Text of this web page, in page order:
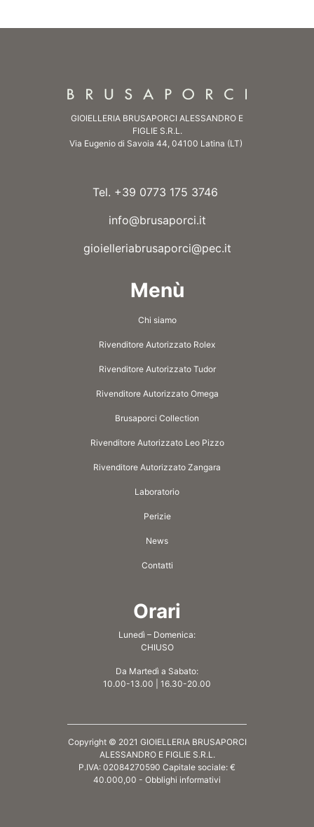
GIOIELLERIA BRUSAPORCI ALESSANDRO E
FIGLIE S.R.L.
Via Eugenio di Savoia 44, 04100 Latina (LT)
Tel. +39 0773 175 3746
info@brusaporci.it
gioielleriabrusaporci@pec.it
Menù
Chi siamo
Rivenditore Autorizzato Rolex
Rivenditore Autorizzato Tudor
Rivenditore Autorizzato Omega
Brusaporci Collection
Rivenditore Autorizzato Leo Pizzo
Rivenditore Autorizzato Zangara
Laboratorio
Perizie
News
Contatti
Orari
Lunedì – Domenica:
CHIUSO
Da Martedì a Sabato:
10.00-13.00 | 16.30-20.00
Copyright © 2021 GIOIELLERIA BRUSAPORCI
ALESSANDRO E FIGLIE S.R.L.
P.IVA: 02084270590 Capitale sociale: €
40.000,00 - Obblighi informativi